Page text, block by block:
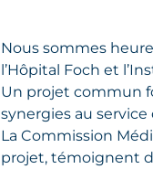
Nous sommes
l’Hôpital Foch et
Un projet commun
synergies au
La Commission
projet, témoignent